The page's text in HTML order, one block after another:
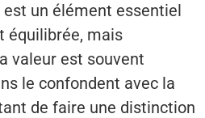
un élément essentiel
équilibrée, mais
valeur est souvent
le confondent avec la
de faire une distinction